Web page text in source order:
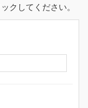
クしてください。